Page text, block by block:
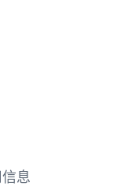
息